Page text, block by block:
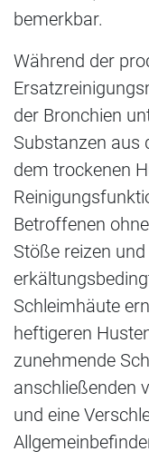
bemerkbar.
Während der
der Bronchien
Substanzen aus
dem trockenen
Betroffenen
Stöße reizen
Schleimhäute
heftigeren
zunehmende
anschließenden
und eine